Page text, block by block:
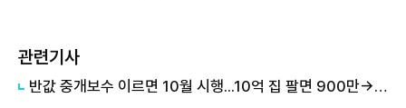
관련기사
반값 중개보수 이르면 10월 시행...10억 집 팔면 900만→500만원